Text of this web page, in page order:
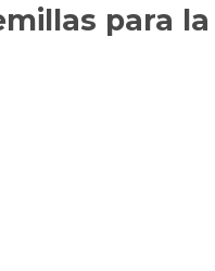
para la